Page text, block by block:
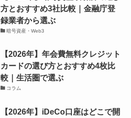
方とおすすめ3社比較｜金融庁登
録業者から選ぶ
暗号資産・Web3
【2026年】年会費無料クレジット
カードの選び方とおすすめ4枚比
較｜生活圏で選ぶ
コラム
【2026年】iDeCo口座はどこで開